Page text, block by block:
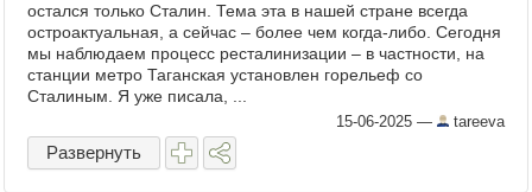
остался только Сталин. Тема эта в нашей стране всегда
остроактуальная, а сейчас – более чем когда-либо. Сегодня
мы наблюдаем процесс ресталинизации – в частности, на
станции метро Таганская установлен горельеф со
Сталиным. Я уже писала, ...
15-06-2025 — tareeva
Развернуть